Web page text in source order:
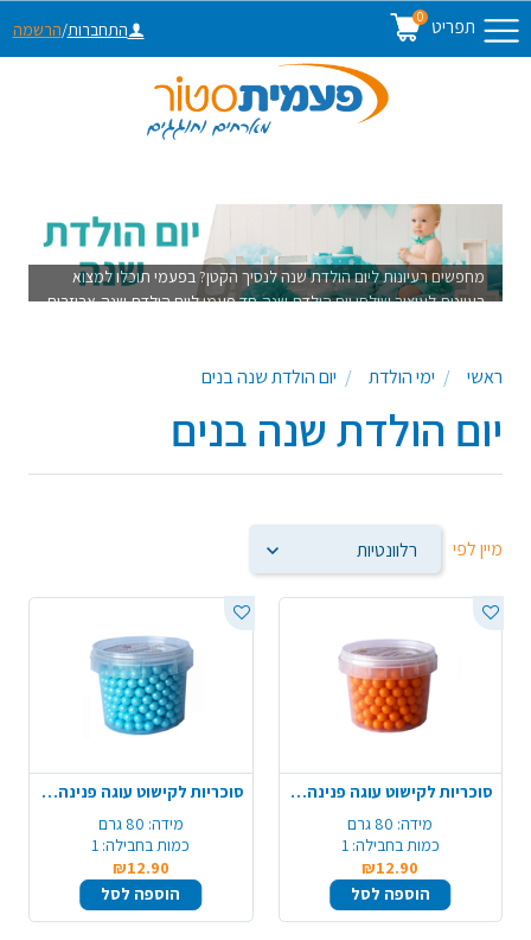
תפריט 0
התחברות/הרשמה
מחפשים רעיונות ליום הולדת שנה לנסיך הקטן? בפעמי תוכלו למצוא
רעיונות לעיצוב שולחן יום הולדת שנה,חד פעמי ליום הולדת שנה,אביזרים
גיל שנה לבןראשי ימי הולדת יום הולדת שנה בנים
יום הולדת שנה בנים
מיין לפי
סוכריות לקישוט עוגה פנינה 80 ג' - כתום
מידה: 80 גרם
כמות בחבילה: 1
₪12.90
הוספה לסל
סוכריות לקישוט עוגה פנינה 80 ג' - תכלת
מידה: 80 גרם
כמות בחבילה: 1
₪12.90
הוספה לסל